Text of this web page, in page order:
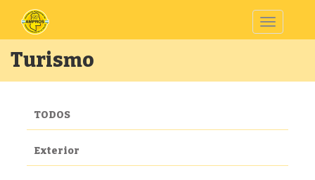
Toggle
Turismo
TODOS
Exterior